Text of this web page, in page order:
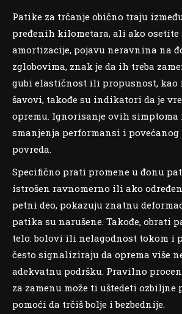
Patike za trčanje obično traju
pređenih kilometara, ali ako osetite
amortizacije, pojavu neravnina na
zglobovima, znak je da ih treba
gubi elastičnost ili propusnost, kao
šavovi, takođe su indikatori da je
opremu. Ignorisanje ovih simptoma
smanjenja performansi i
povreda.
Specifično prati promene u đonu
istrošen ravnomerno ili ako
petni deo, pokazuju znatnu
patika su narušene. Takođe, obrati
telo: bolovi ili nelagodnost tokom i
često signaliziraju da oprema više
adekvatnu podršku. Pravilno
za zamenu može ti uštedeti ozbiljne
pomoći da trčiš bolje i bezbednije.